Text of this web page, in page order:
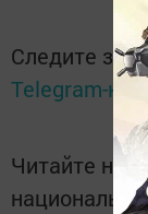
Следите за
Telegram-
Читайте